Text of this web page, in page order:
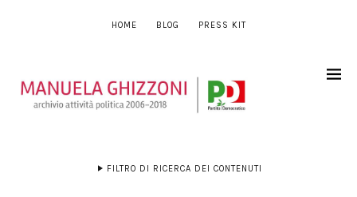
HOME BLOG PRESS KIT
FILTRO DI RICERCA DEI CONTENUTI